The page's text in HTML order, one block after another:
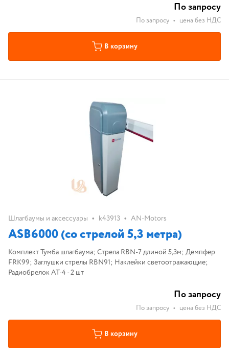
По запросу
По запросу • цена без НДС
В корзину
Шлагбаумы и аксессуары • k43913 • AN-Motors
ASB6000 (со стрелой 5,3 метра)
Комплект Тумба шлагбаума; Cтрела RBN-7 длиной 5,3м; Демпфер
FRK99; Заглушки стрелы RBN91; Наклейки светоотражающие;
Радиобрелок AT-4 - 2 шт
По запросу
По запросу • цена без НДС
В корзину